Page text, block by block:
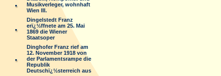
Musikverleger, wohnhaft
Wien III.
Dingelstedt Franz
erï¿½ffnete am 25. Mai
1869 die Wiener
Staatsoper
Dinghofer Franz rief am
12. November 1918 von
der Parlamentsrampe die
Republik
Deutschï¿½sterreich aus